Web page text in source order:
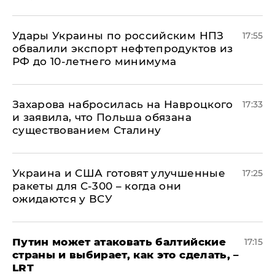
Удары Украины по российским НПЗ
обвалили экспорт нефтепродуктов из
РФ до 10-летнего минимума
17:55
​Захарова набросилась на Навроцкого
и заявила, что Польша обязана
существованием Сталину
17:33
Украина и США готовят улучшенные
ракеты для С-300 – когда они
ожидаются у ВСУ
17:25
Путин может атаковать балтийские
страны и выбирает, как это сделать, –
LRT
17:15